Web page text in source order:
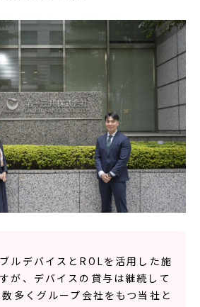
ルデバイスとROLを活用した施
が、デバイスの貸与は継続して
多くグループ会社をもつ当社と